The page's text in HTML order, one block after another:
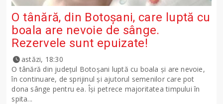
O tânără, din Botoșani, care luptă cu
boala are nevoie de sânge.
Rezervele sunt epuizate!
astăzi, 18:30
O tânără din județul Botoșani luptă cu boala și are nevoie,
în continuare, de sprijinul și ajutorul semenilor care pot
dona sânge pentru ea. Își petrece majoritatea timpului în
spita...